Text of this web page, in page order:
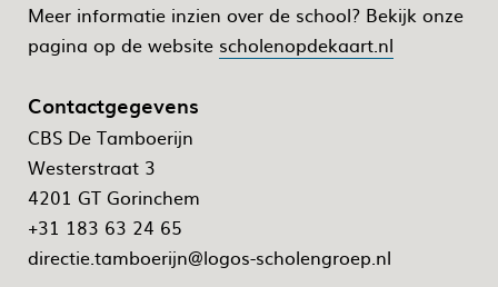
Meer informatie inzien over de school? Bekijk onze
pagina op de website scholenopdekaart.nl
Contactgegevens
CBS De Tamboerijn
Westerstraat 3
4201 GT Gorinchem
+31 183 63 24 65
directie.tamboerijn@logos-scholengroep.nl